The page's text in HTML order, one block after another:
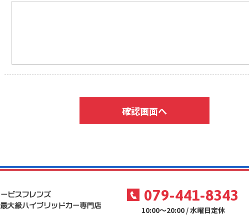
079-441-8343
10:00～20:00 / 水曜日定休